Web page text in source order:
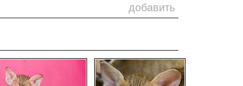
добавить